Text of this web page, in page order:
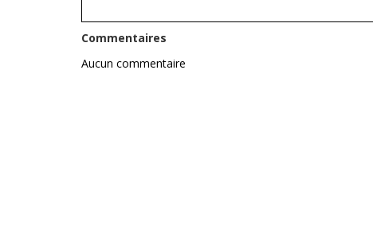
Commentaires
Aucun commentaire